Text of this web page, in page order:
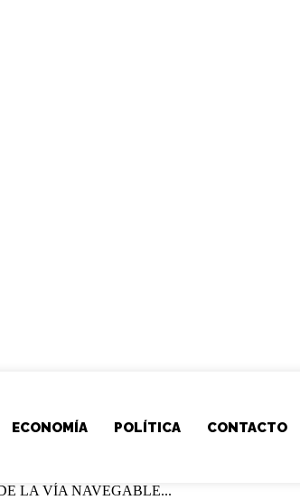
ECONOMÍA POLÍTICA CONTACTO
LA VÍA NAVEGABLE...